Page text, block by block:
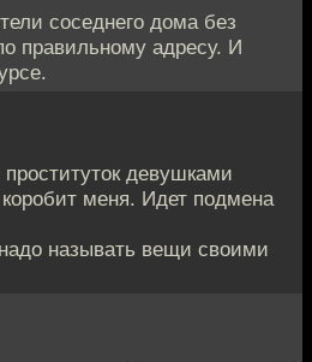
соседнего дома без
правильному адресу. И
девушками
меня. Идет подмена
называть вещи своими